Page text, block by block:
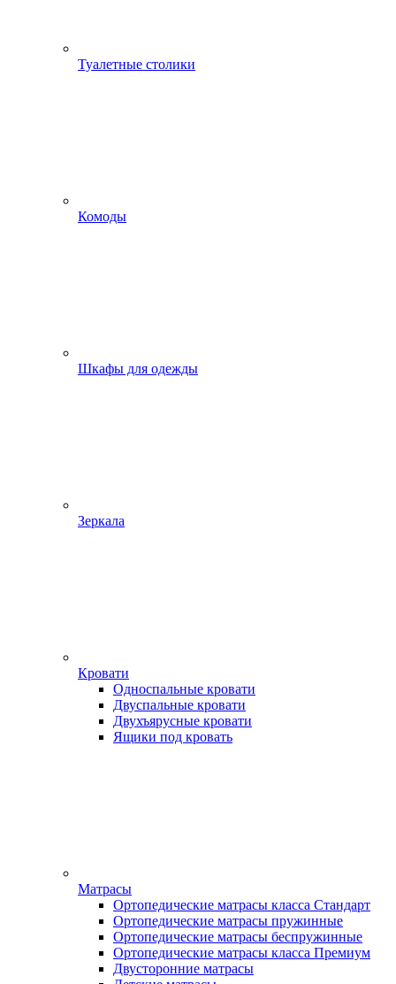
Туалетные столики
Комоды
Шкафы для одежды
Зеркала
Кровати
Односпальные кровати
Двуспальные кровати
Двухъярусные кровати
Ящики под кровать
Матрасы
Ортопедические матрасы класса Стандарт
Ортопедические матрасы пружинные
Ортопедические матрасы беспружинные
Ортопедические матрасы класса Премиум
Двусторонние матрасы